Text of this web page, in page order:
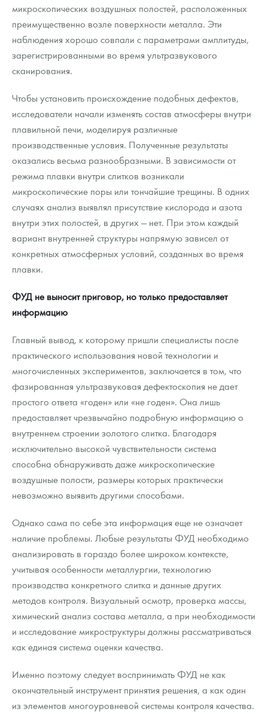
микроскопических воздушных полостей, расположенных
преимущественно возле поверхности металла. Эти
наблюдения хорошо совпали с параметрами амплитуды,
зарегистрированными во время ультразвукового
сканирования.
Чтобы установить происхождение подобных дефектов,
исследователи начали изменять состав атмосферы внутри
плавильной печи, моделируя различные
производственные условия. Полученные результаты
оказались весьма разнообразными. В зависимости от
режима плавки внутри слитков возникали
микроскопические поры или тончайшие трещины. В одних
случаях анализ выявлял присутствие кислорода и азота
внутри этих полостей, в других — нет. При этом каждый
вариант внутренней структуры напрямую зависел от
конкретных атмосферных условий, созданных во время
плавки.
ФУД не выносит приговор, но только предоставляет
информацию
Главный вывод, к которому пришли специалисты после
практического использования новой технологии и
многочисленных экспериментов, заключается в том, что
фазированная ультразвуковая дефектоскопия не дает
простого ответа «годен» или «не годен». Она лишь
предоставляет чрезвычайно подробную информацию о
внутреннем строении золотого слитка. Благодаря
исключительно высокой чувствительности система
способна обнаруживать даже микроскопические
воздушные полости, размеры которых практически
невозможно выявить другими способами.
Однако сама по себе эта информация еще не означает
наличие проблемы. Любые результаты ФУД необходимо
анализировать в гораздо более широком контексте,
учитывая особенности металлургии, технологию
производства конкретного слитка и данные других
методов контроля. Визуальный осмотр, проверка массы,
химический анализ состава металла, а при необходимости
и исследование микроструктуры должны рассматриваться
как единая система оценки качества.
Именно поэтому следует воспринимать ФУД не как
окончательный инструмент принятия решения, а как один
из элементов многоуровневой системы контроля качества.